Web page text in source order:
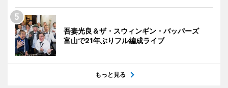
吾妻光良＆ザ・スウィンギン・バッパーズ
富山で21年ぶりフル編成ライブ
もっと見る